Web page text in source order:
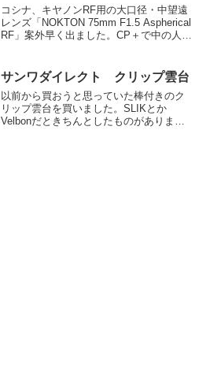
コシナ、キヤノンRF用の大口径・中望遠
レンズ「NOKTON 75mm F1.5 Aspherical
RF」案外早く出ました。CP＋で中の人に
ゃん。マップカメラ...
サンワダイレクト クリップ雲台
以前から買おうと思っていた棒付きのク
リップ雲台を買いました。SLIKとか
Velbonだときちんとしたものがあります